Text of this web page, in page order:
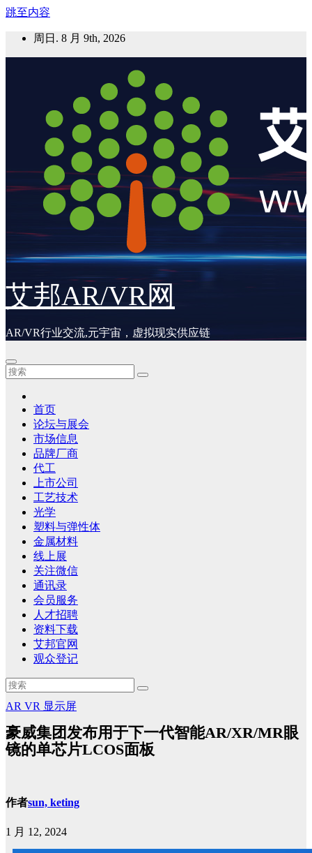
跳至内容
周日. 8 月 9th, 2026
艾邦AR/VR网
AR/VR行业交流,元宇宙，虚拟现实供应链
首页
论坛与展会
市场信息
品牌厂商
代工
上市公司
工艺技术
光学
塑料与弹性体
金属材料
线上展
关注微信
通讯录
会员服务
人才招聘
资料下载
艾邦官网
观众登记
AR VR 显示屏
豪威集团发布用于下一代智能AR/XR/MR眼
镜的单芯片LCOS面板
作者sun, keting
1 月 12, 2024